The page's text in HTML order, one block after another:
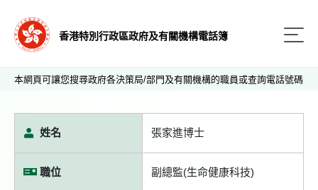
香港特別行政區政府及有關機構電話簿
本網頁可讓您搜尋政府各決策局/部門及有關機構的職員或查詢電話號碼
姓名 張家進博士
職位 副總監(生命健康科技)